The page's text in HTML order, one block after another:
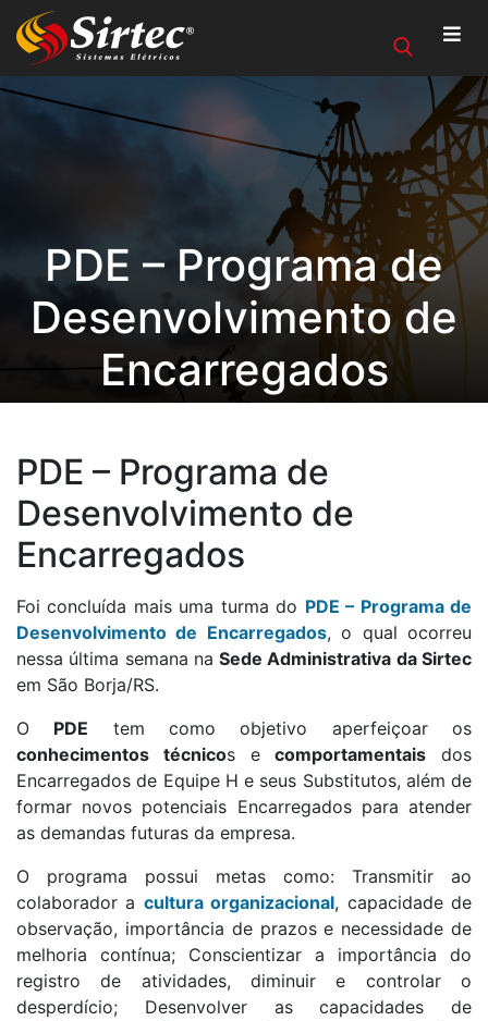
PDE – Programa de
Desenvolvimento de
Encarregados
PDE – Programa de
Desenvolvimento de
Encarregados
Foi concluída mais uma turma do PDE – Programa de
Desenvolvimento de Encarregados, o qual ocorreu
nessa última semana naSede Administrativa da Sirtec
em São Borja/RS.
O PDE tem como objetivo aperfeiçoar os
conhecimentos técnicos ecomportamentais dos
Encarregados de Equipe H e seus Substitutos, além de
formar novos potenciais Encarregados para atender
as demandas futuras da empresa.
O programa possui metas como: Transmitir ao
colaborador a cultura organizacional, capacidade de
observação, importância de prazos e necessidade de
melhoria contínua; Conscientizar a importância do
registro de atividades, diminuir e controlar o
desperdício; Desenvolver as capacidades de